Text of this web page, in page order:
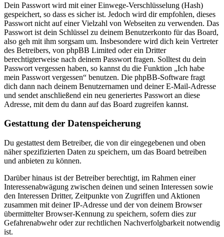
Dein Passwort wird mit einer Einwege-Verschlüsselung (Hash)
gespeichert, so dass es sicher ist. Jedoch wird dir empfohlen, dieses
Passwort nicht auf einer Vielzahl von Webseiten zu verwenden. Das
Passwort ist dein Schlüssel zu deinem Benutzerkonto für das Board,
also geh mit ihm sorgsam um. Insbesondere wird dich kein Vertreter
des Betreibers, von phpBB Limited oder ein Dritter
berechtigterweise nach deinem Passwort fragen. Solltest du dein
Passwort vergessen haben, so kannst du die Funktion „Ich habe
mein Passwort vergessen“ benutzen. Die phpBB-Software fragt
dich dann nach deinem Benutzernamen und deiner E-Mail-Adresse
und sendet anschließend ein neu generiertes Passwort an diese
Adresse, mit dem du dann auf das Board zugreifen kannst.
Gestattung der Datenspeicherung
Du gestattest dem Betreiber, die von dir eingegebenen und oben
näher spezifizierten Daten zu speichern, um das Board betreiben
und anbieten zu können.
Darüber hinaus ist der Betreiber berechtigt, im Rahmen einer
Interessenabwägung zwischen deinen und seinen Interessen sowie
den Interessen Dritter, Zeitpunkte von Zugriffen und Aktionen
zusammen mit deiner IP-Adresse und der von deinem Browser
übermittelter Browser-Kennung zu speichern, sofern dies zur
Gefahrenabwehr oder zur rechtlichen Nachverfolgbarkeit notwendig
ist.